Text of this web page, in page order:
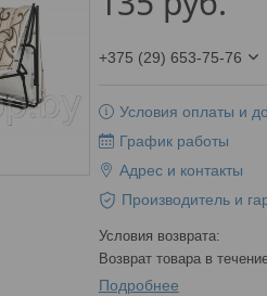
+375 (29) 653-75-76
Условия оплаты и
График работы
Адрес и контакты
Производитель и
возврат товара в
Подробнее